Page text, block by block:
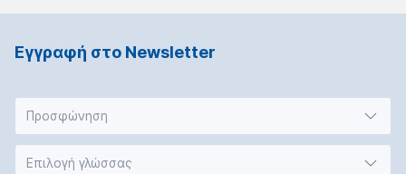
Εγγραφή στο Νewsletter
Προσφώνηση
Επιλογή γλώσσας